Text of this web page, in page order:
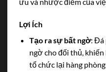
ưu và nhược điểm của
Lợi Ích
Tạo ra sự bất ngờ: Đá
ngờ cho đối thủ,
tổ chức lại hàng